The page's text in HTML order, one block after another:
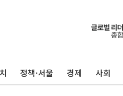
정책·서울 경제 사회